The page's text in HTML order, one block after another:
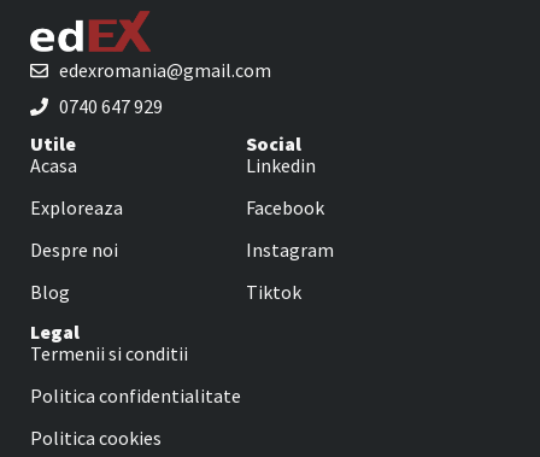
edexromania@gmail.com
0740 647 929
Utile
Acasa
Exploreaza
Despre noi
Blog
Social
Linkedin
Facebook
Instagram
Tiktok
Legal
Termenii si conditii
Politica confidentialitate
Politica cookies